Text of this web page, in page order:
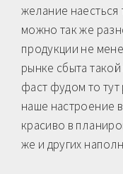
желание наесться
можно так же
продукции не
рынке сбыта
фаст фудом то
наше настроение
красиво в
же и других